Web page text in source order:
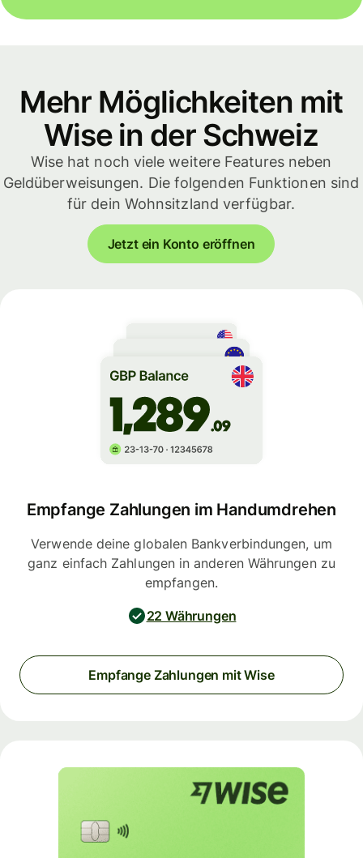
Mehr Möglichkeiten mit
Wise in der Schweiz
Wise hat noch viele weitere Features neben
Geldüberweisungen. Die folgenden Funktionen sind
für dein Wohnsitzland verfügbar.
Jetzt ein Konto eröffnen
Empfange Zahlungen im Handumdrehen
Verwende deine globalen Bankverbindungen, um
ganz einfach Zahlungen in anderen Währungen zu
empfangen.
22 Währungen
Empfange Zahlungen mit Wise